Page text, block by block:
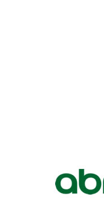
right